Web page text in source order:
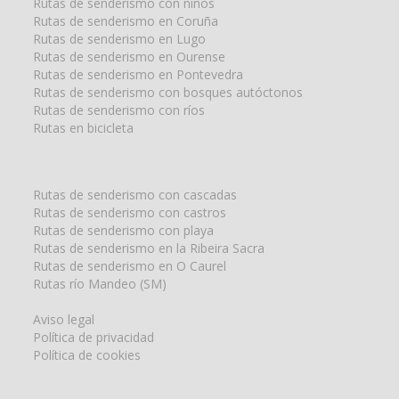
Rutas de senderismo con niños
Rutas de senderismo en Coruña
Rutas de senderismo en Lugo
Rutas de senderismo en Ourense
Rutas de senderismo en Pontevedra
Rutas de senderismo con bosques autóctonos
Rutas de senderismo con ríos
Rutas en bicicleta
Rutas de senderismo con cascadas
Rutas de senderismo con castros
Rutas de senderismo con playa
Rutas de senderismo en la Ribeira Sacra
Rutas de senderismo en O Caurel
Rutas río Mandeo (SM)
Aviso legal
Política de privacidad
Política de cookies